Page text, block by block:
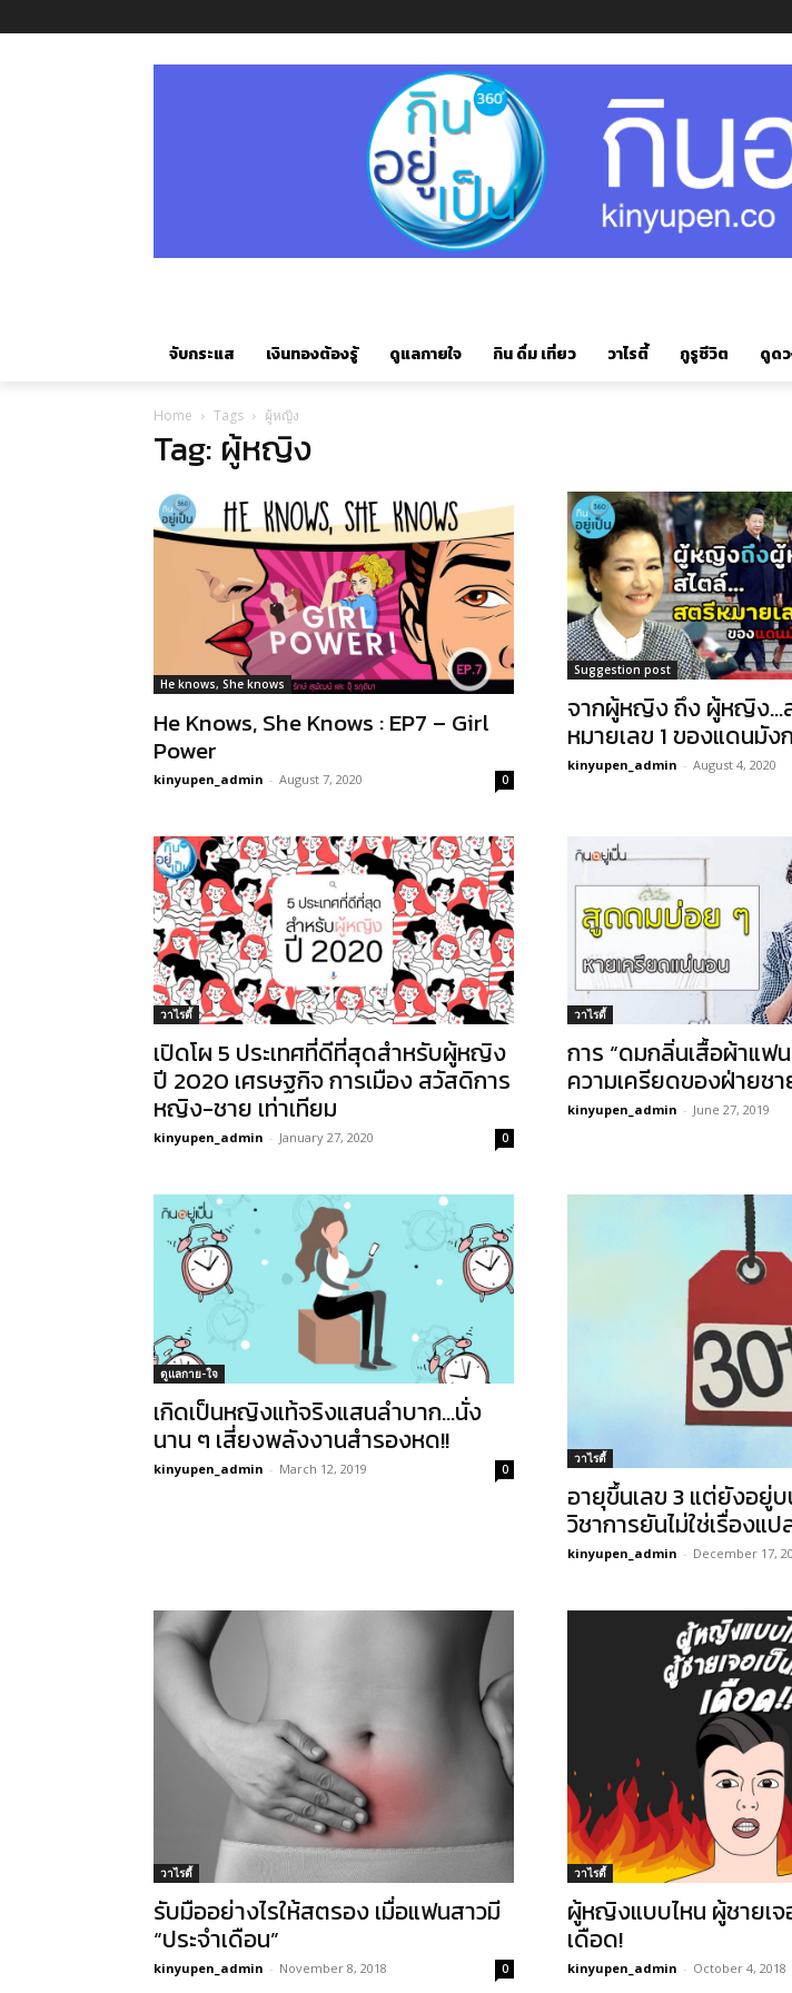
จับกระแส เงินทองต้องรู้ ดูแลกายใจ กิน ดื่ม เที่ยว วาไรตี้ กูรูชีวิต ดูด
Home Tags ผู้หญิง
Tag: ผู้หญิง
He knows, She knows
He Knows, She Knows : EP7 – Girl
Power
kinyupen_admin - August 7, 2020 0
Suggestion post
จากผู้หญิง ถึง ผู้หญิง…
หมายเลข 1 ของแดนมัง
kinyupen_admin - August 4, 2020
วาไรตี้
เปิดโผ 5 ประเทศที่ดีที่สุดสำหรับผู้หญิง
ปี 2020 เศรษฐกิจ การเมือง สวัสดิการ
หญิง-ชาย เท่าเทียม
kinyupen_admin - January 27, 2020 0
วาไรตี้
การ “ดมกลิ่นเสื้อผ้าแฟ
ความเครียดของฝ่ายชา
kinyupen_admin - June 27, 2019
ดูแลกาย-ใจ
เกิดเป็นหญิงแท้จริงแสนลําบาก…นั่ง
นาน ๆ เสี่ยงพลังงานสำรองหด!!
kinyupen_admin - March 12, 2019 0
วาไรตี้
อายุขึ้นเลข 3 แต่ยังอยู่
วิชาการยันไม่ใช่เรื่องแป
kinyupen_admin - December 17,
วาไรตี้
รับมืออย่างไรให้สตรอง เมื่อแฟนสาวมี
“ประจำเดือน”
kinyupen_admin - November 8, 2018 0
วาไรตี้
ผู้หญิงแบบไหน ผู้ชายเ
เดือด!
kinyupen_admin - October 4, 2018